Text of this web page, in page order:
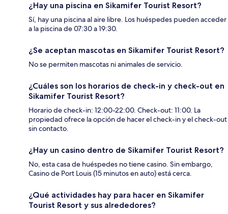
¿Hay una piscina en Sikamifer Tourist Resort?
Sí, hay una piscina al aire libre. Los huéspedes pueden acceder
a la piscina de 07:30 a 19:30.
¿Se aceptan mascotas en Sikamifer Tourist Resort?
No se permiten mascotas ni animales de servicio.
¿Cuáles son los horarios de check-in y check-out en
Sikamifer Tourist Resort?
Horario de check-in: 12:00-22:00. Check-out: 11:00. La
propiedad ofrece la opción de hacer el check-in y el check-out
sin contacto.
¿Hay un casino dentro de Sikamifer Tourist Resort?
No, esta casa de huéspedes no tiene casino. Sin embargo,
Casino de Port Louis (15 minutos en auto) está cerca.
¿Qué actividades hay para hacer en Sikamifer
Tourist Resort y sus alrededores?